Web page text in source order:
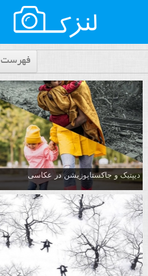
فهرست
دیپتیک و جاکستا‌پوزیشن در عکاسی